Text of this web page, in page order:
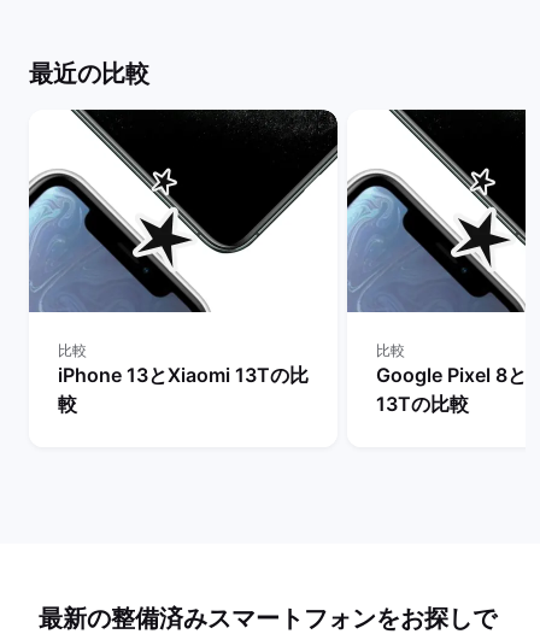
最近の比較
比較
iPhone 13とXiaomi 13Tの比
較
比較
Google Pixel 8と
13Tの比較
最新の整備済みスマートフォンをお探しで